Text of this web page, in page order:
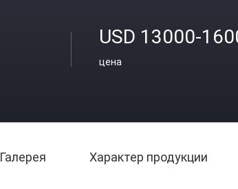
USD 13000-
цена
Галерея Характер продукции